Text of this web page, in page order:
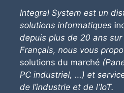
Integral System est un
solutions informatiques
depuis plus de 20 ans sur
Français, nous vous
solutions du marché
PC industriel, …) et
de l’industrie et de l'IoT.